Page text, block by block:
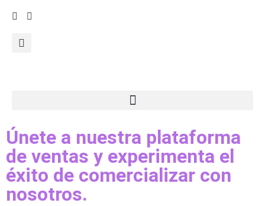
Únete a nuestra plataforma
de ventas y experimenta el
éxito de comercializar con
nosotros.